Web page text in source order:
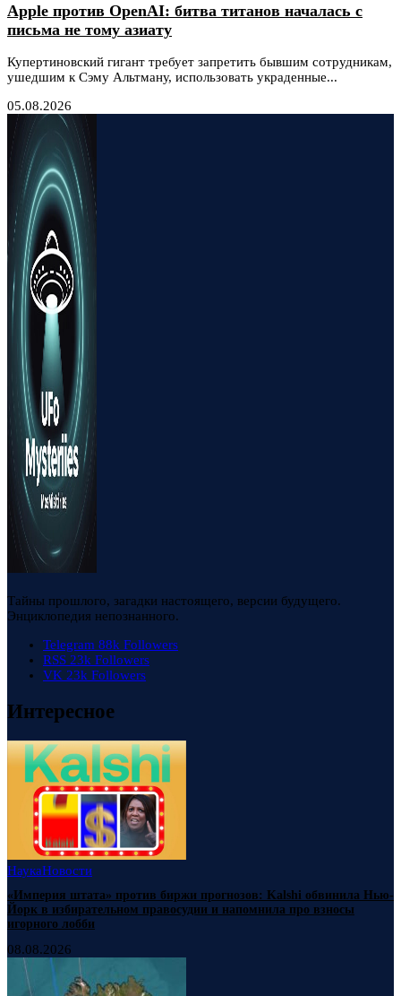
Apple против OpenAI: битва титанов началась с
письма не тому азиату
Купертиновский гигант требует запретить бывшим сотрудникам,
ушедшим к Сэму Альтману, использовать украденные...
05.08.2026
Тайны прошлого, загадки настоящего, версии будущего.
Энциклопедия непознанного.
Telegram 88k Followers
RSS 23k Followers
VK 23k Followers
Интересное
НаукаНовости
«Империя штата» против биржи прогнозов: Kalshi обвинила Нью-
Йорк в избирательном правосудии и напомнила про взносы
игорного лобби
08.08.2026